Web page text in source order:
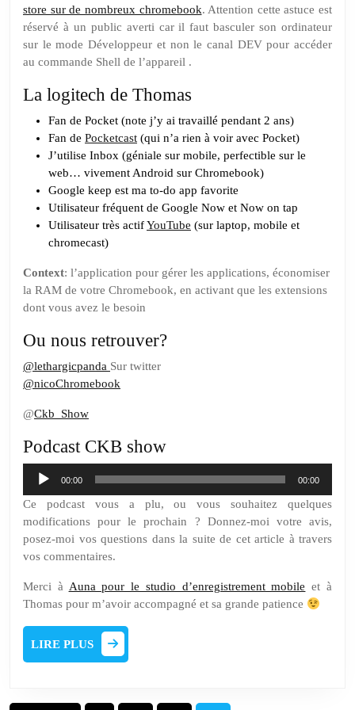
store sur de nombreux chromebook. Attention cette astuce est
réservé à un public averti car il faut basculer son ordinateur
sur le mode Développeur et non le canal DEV pour accéder
au commande Shell de l’appareil .
La logitech de Thomas
Fan de Pocket (note j’y ai travaillé pendant 2 ans)
Fan de Pocketcast (qui n’a rien à voir avec Pocket)
J’utilise Inbox (géniale sur mobile, perfectible sur le
web… vivement Android sur Chromebook)
Google keep est ma to-do app favorite
Utilisateur fréquent de Google Now et Now on tap
Utilisateur très actifYouTube (sur laptop, mobile et
chromecast)
Context: l’application pour gérer les applications, économiser
la RAM de votre Chromebook, en activant que les extensions
dont vous avez le besoin
Ou nous retrouver?
@lethargicpanda Sur twitter
@nicoChromebook
@Ckb_Show
Podcast CKB show
Lecteur
audio
00:00 00:00
Ce podcast vous a plu, ou vous souhaitez quelques
modifications pour le prochain ? Donnez-moi votre avis,
posez-moi vos questions dans la suite de cet article à travers
vos commentaires.
Merci à Auna pour le studio d’enregistrement mobile et à
Thomas pour m’avoir accompagné et sa grande patience
LIRE PLUS
PLUS